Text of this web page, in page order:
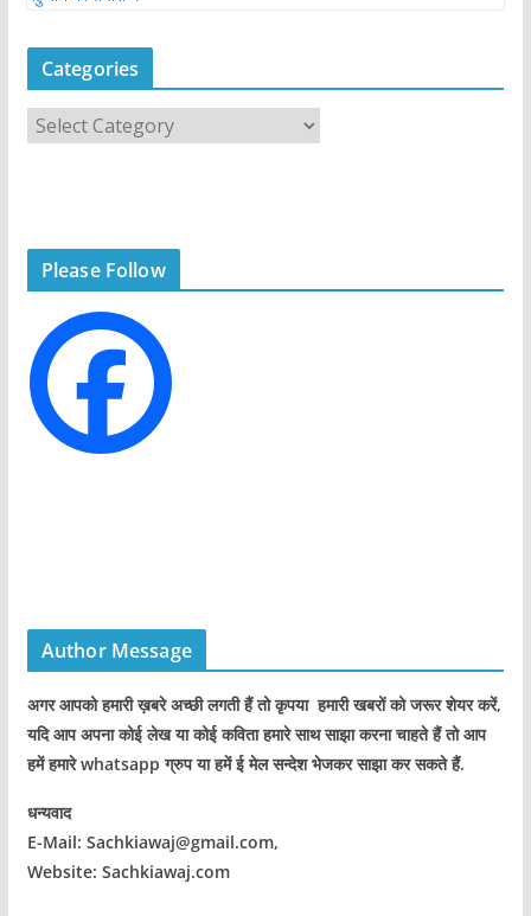
Categories
a
r
e
s
Please Follow
Author Message
अगर आपको हमारी ख़बरे अच्छी लगती हैं तो कृपया हमारी खबरों को जरूर शेयर करें,
यदि आप अपना कोई लेख या कोई कविता हमारे साथ साझा करना चाहते हैं तो आप
हमें हमारे whatsapp ग्रुप या हमें ई मेल सन्देश भेजकर साझा कर सकते हैं.
धन्यवाद
E-Mail: Sachkiawaj@gmail.com,
Website: Sachkiawaj.com